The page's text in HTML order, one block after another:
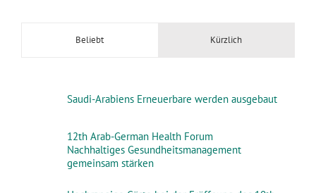
Beliebt Kürzlich
Saudi-Arabiens Erneuerbare werden ausgebaut
12th Arab-German Health Forum
Nachhaltiges Gesundheitsmanagement
gemeinsam stärken